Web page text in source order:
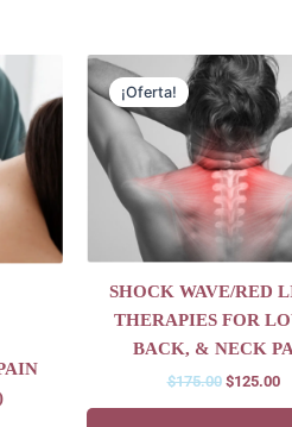
¡Oferta!
SHOCK WAVE/RED
THERAPIES FOR
BACK, & NECK
$175.00
Original
price
was:
$175.00.
$125.00